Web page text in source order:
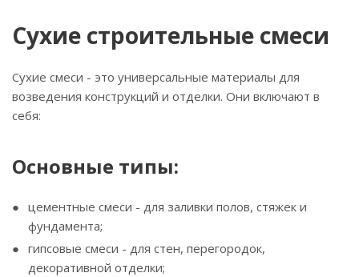
Сухие строительные смеси
Сухие смеси - это универсальные материалы для
возведения конструкций и отделки. Они включают в
себя:
Основные типы:
цементные смеси - для заливки полов, стяжек и
фундамента;
гипсовые смеси - для стен, перегородок,
декоративной отделки;